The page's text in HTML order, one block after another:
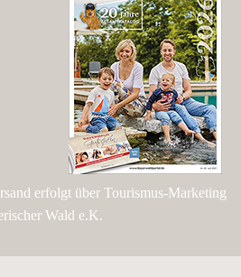
erfolgt über Tourismus-Marketing
Wald e.K.